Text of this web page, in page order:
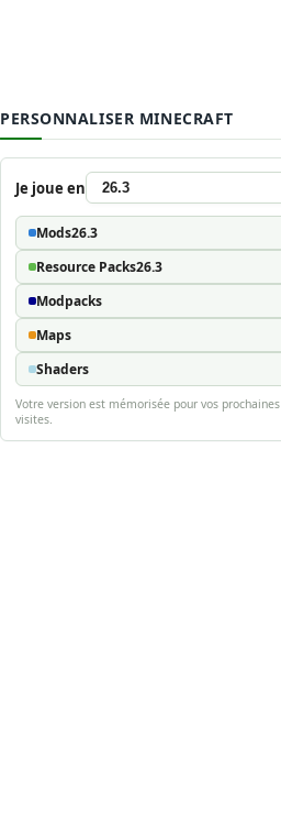
PERSONNALISER MINECRAFT
Je joue en
Mods26.3
Resource Packs26.3
Modpacks
Maps
Shaders
Votre version est mémorisée pour vos prochaines
visites.